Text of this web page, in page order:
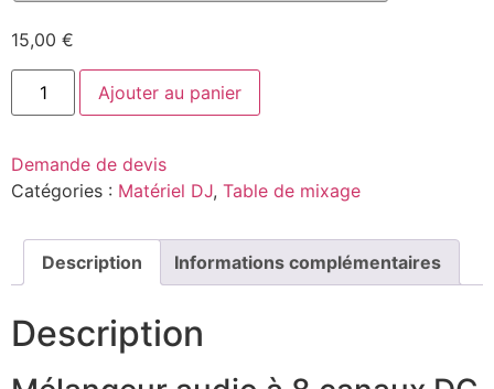
15,00 €
quantité
8
Mixer
Mic/Line
Mono/Stereo
Ajouter au panier
Demande de devis
Catégories : Matériel DJ, Table de mixage
Description Informations complémentaires
Description